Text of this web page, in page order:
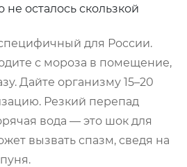
не осталось скользкой
для России.
с мороза в помещение,
Дайте организму 15–20
Резкий перепад
вода — это шок для
вызвать спазм, сведя на